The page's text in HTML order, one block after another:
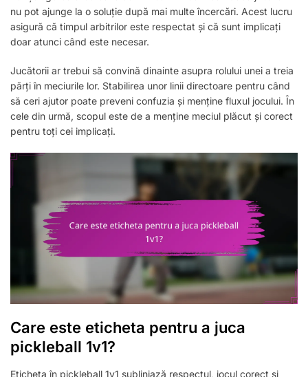
nu pot ajunge la o soluție după mai multe încercări. Acest lucru
asigură că timpul arbitrilor este respectat și că sunt implicați
doar atunci când este necesar.
Jucătorii ar trebui să convină dinainte asupra rolului unei a treia
părți în meciurile lor. Stabilirea unor linii directoare pentru când
să ceri ajutor poate preveni confuzia și menține fluxul jocului. În
cele din urmă, scopul este de a menține meciul plăcut și corect
pentru toți cei implicați.
Care este eticheta pentru a juca
pickleball 1v1?
Eticheta în pickleball 1v1 subliniază respectul, jocul corect și